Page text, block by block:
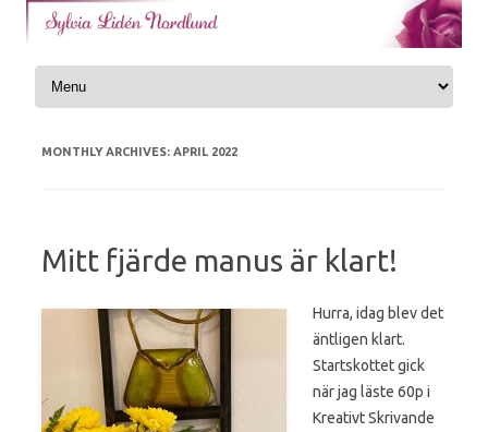
Skip to content
MONTHLY ARCHIVES: APRIL 2022
Mitt fjärde manus är klart!
Hurra, idag blev det
äntligen klart.
Startskottet gick
när jag läste 60p i
Kreativt Skrivande